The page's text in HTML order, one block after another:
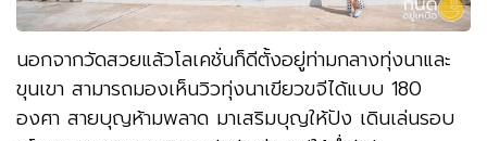
นอกจากวัดสวยแล้วโลเคชั่นก็ดีตั้งอยู่ท่ามกลางทุ่งนาและ
ขุนเขา สามารถมองเห็นวิวทุ่งนาเขียวขจีได้แบบ 180
องศา สายบุญห้ามพลาด มาเสริมบุญให้ปัง เดินเล่นรอบ